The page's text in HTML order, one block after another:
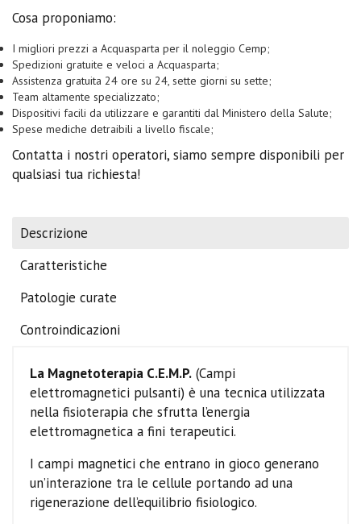
Cosa proponiamo:
I migliori prezzi a Acquasparta per il noleggio Cemp;
Spedizioni gratuite e veloci a Acquasparta;
Assistenza gratuita 24 ore su 24, sette giorni su sette;
Team altamente specializzato;
Dispositivi facili da utilizzare e garantiti dal Ministero della Salute;
Spese mediche detraibili a livello fiscale;
Contatta i nostri operatori, siamo sempre disponibili per
qualsiasi tua richiesta!
Descrizione
Caratteristiche
Patologie curate
Controindicazioni
La Magnetoterapia C.E.M.P. (Campi
elettromagnetici pulsanti) è una tecnica utilizzata
nella fisioterapia che sfrutta l’energia
elettromagnetica a fini terapeutici.
I campi magnetici che entrano in gioco generano
un’interazione tra le cellule portando ad una
rigenerazione dell’equilibrio fisiologico.